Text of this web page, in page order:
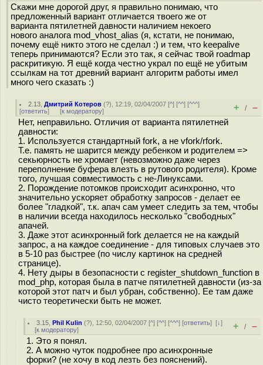
Скажи мне дорогой друг, я правильно понимаю, что
предложенный вариант отличается твоего же от
варианта пятилетней давности наличием некоего
нового аналога mod_vhost_alias (я, кстати, не понимаю,
почему ещё никто этого не сделал :) и тем, что keepalive
теперь принимаются? Если это так, я сейчас твой roadmap
раскритикую. Я ещё когда честно украл по ещё не убитым
ссылкам на тот древний вариант алгоритм работы имел
много чего сказать :)
2.13 ,Дмитрий Котеров (?), 12:19, 02/04/2007 [^] [^^] [^^^]
[ответить] [к модератору] + / –
Нет, неправильно. Отличия от варианта пятилетней
давности:
1. Используется стандартный fork, а не vfork/rfork.
Т.е. память не шарится между ребенком и родителем =>
секьюрность не хромает (невозможно даже через
переполнение буфера влезть в рутового родителя). Кроме
того, лучшая совместимость с не-Линуксами.
2. Порождение потомков происходит асинхронно, что
значительно ускоряет обработку запросов - делает ее
более "гладкой", т.к. апач сам умеет следить за тем, чтобы
в наличии всегда находилось несколько "свободных"
апачей.
3. Даже этот асинхронный fork делается не на каждый
запрос, а на каждое соединение - для типовых случаев это
в 5-10 раз быстрее (по числу картинок на средней
странице).
4. Нету дыры в безопасности с register_shutdown_function в
mod_php, которая была в патче пятилетней давности (из-за
которой этот патч и был убран, собственно). Ее там даже
чисто теоретически быть не может.
3.15 ,Phil Kulin (?), 12:50, 02/04/2007 [^] [^^] [^^^] [ответить][↓]
[к модератору] + / –
1. Это я понял.
2. А можно чуток подробнее про асинхронные
форки? (не хочу в код лезть без пояснений).